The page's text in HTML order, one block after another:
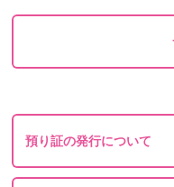
預り証の発行について